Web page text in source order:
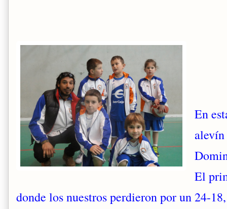
En
El
donde los nuestros perdieron por un 24-